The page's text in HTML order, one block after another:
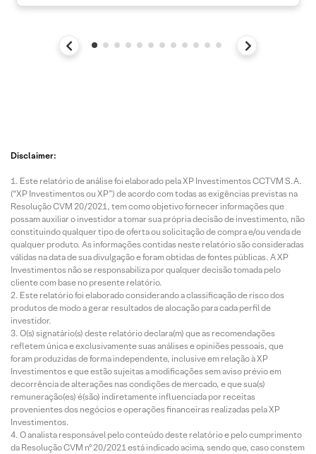
Disclaimer:
Este relatório de análise foi elaborado pela XP Investimentos CCTVM S.A.
(“XP Investimentos ou XP”) de acordo com todas as exigências previstas na
Resolução CVM 20/2021, tem como objetivo fornecer informações que
possam auxiliar o investidor a tomar sua própria decisão de investimento, não
constituindo qualquer tipo de oferta ou solicitação de compra e/ou venda de
qualquer produto. As informações contidas neste relatório são consideradas
válidas na data de sua divulgação e foram obtidas de fontes públicas. A XP
Investimentos não se responsabiliza por qualquer decisão tomada pelo
cliente com base no presente relatório.
Este relatório foi elaborado considerando a classificação de risco dos
produtos de modo a gerar resultados de alocação para cada perfil de
investidor.
O(s) signatário(s) deste relatório declara(m) que as recomendações
refletem única e exclusivamente suas análises e opiniões pessoais, que
foram produzidas de forma independente, inclusive em relação à XP
Investimentos e que estão sujeitas a modificações sem aviso prévio em
decorrência de alterações nas condições de mercado, e que sua(s)
remuneração(es) é(são) indiretamente influenciada por receitas
provenientes dos negócios e operações financeiras realizadas pela XP
Investimentos.
O analista responsável pelo conteúdo deste relatório e pelo cumprimento
da Resolução CVM nº 20/2021 está indicado acima, sendo que, caso constem